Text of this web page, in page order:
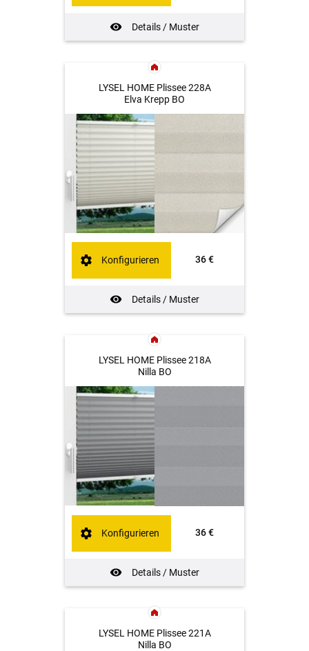
Details / Muster
LYSEL HOME Plissee 228A
Elva Krepp BO
36 €
Details / Muster
Konfigurieren
LYSEL HOME Plissee 218A
Nilla BO
36 €
Details / Muster
Konfigurieren
LYSEL HOME Plissee 221A
Nilla BO